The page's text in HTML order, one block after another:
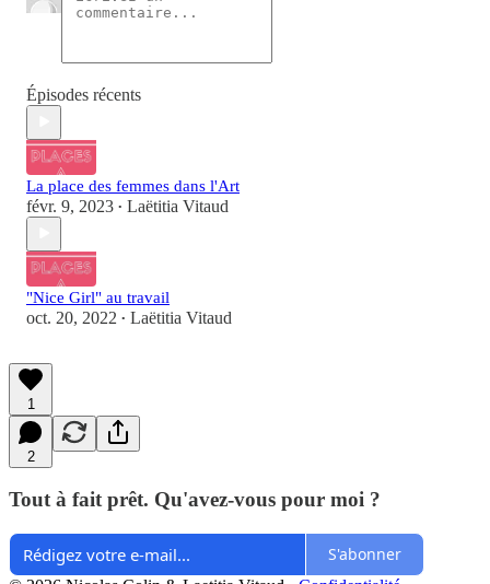
Épisodes récents
La place des femmes dans l'Art
févr. 9, 2023 • Laëtitia Vitaud
"Nice Girl" au travail
oct. 20, 2022 • Laëtitia Vitaud
1
2
Tout à fait prêt. Qu'avez-vous pour moi ?
S'abonner